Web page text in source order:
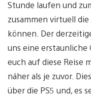
Stunde laufen und
zusammen virtuell
können. Der
uns eine erstaunliche
euch auf diese Reise
näher als je zuvor.
über die PS5 und, es